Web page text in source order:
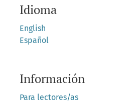
Idioma
English
Español
Información
Para lectores/as